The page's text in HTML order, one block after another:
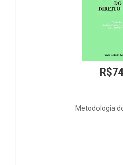
Metodologia do Direito Civil